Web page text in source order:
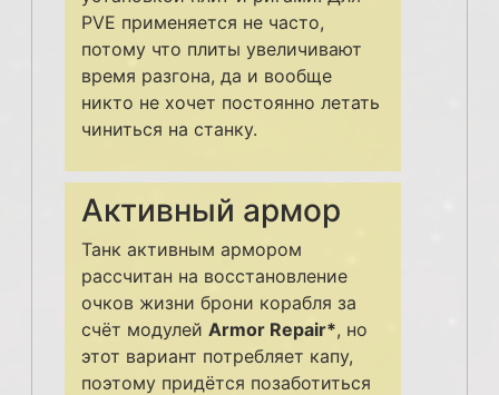
PVE применяется не часто,
потому что плиты увеличивают
время разгона, да и вообще
никто не хочет постоянно летать
чиниться на станку.
Активный армор
Танк активным армором
рассчитан на восстановление
очков жизни брони корабля за
счёт модулей Armor Repair*, но
этот вариант потребляет капу,
поэтому придётся позаботиться